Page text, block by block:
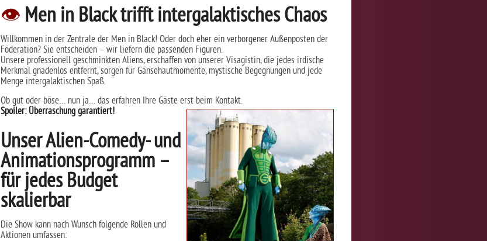
👁️ Men in Black trifft intergalaktisches Chaos
Willkommen in der Zentrale der Men in Black! Oder doch eher ein verborgener Außenposten der
Föderation? Sie entscheiden – wir liefern die passenden Figuren.
Unsere professionell geschminkten Aliens, erschaffen von unserer Visagistin, die jedes irdische
Merkmal gnadenlos entfernt, sorgen für Gänsehautmomente, mystische Begegnungen und jede
Menge intergalaktischen Spaß.
Ob gut oder böse… nun ja… das erfahren Ihre Gäste erst beim Kontakt.
Spoiler: Überraschung garantiert!
Unser Alien-Comedy- und
Animationsprogramm –
für jedes Budget
skalierbar
Die Show kann nach Wunsch folgende Rollen und
Aktionen umfassen: